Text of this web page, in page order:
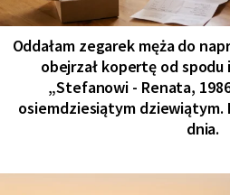
Oddałam zegarek męża do
obejrzał kopertę od spodu
„Stefanowi - Renata,
osiemdziesiątym dziewiątym.
dnia.